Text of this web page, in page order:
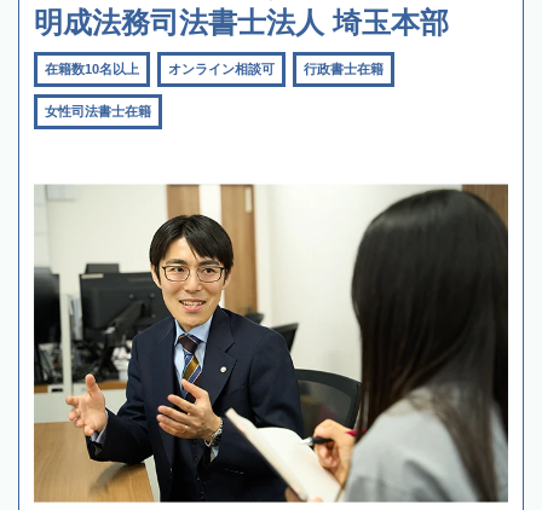
明成法務司法書士法人 埼玉本部
在籍数10名以上 オンライン相談可 行政書士在籍
女性司法書士在籍